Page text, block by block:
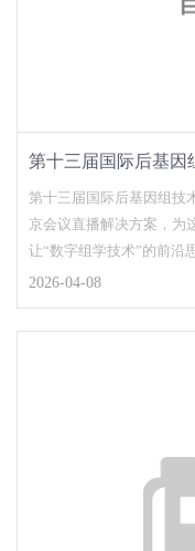
第十三届国际后基因
第十三届国际后基因组技
京会议直播解决方案，为
让“数字组学技术”的前沿
京大学两大全国重点实...
2026-04-08